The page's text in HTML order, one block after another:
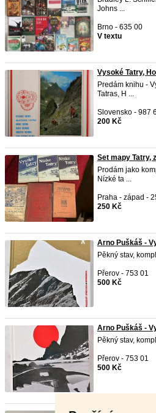
Johns ...
Brno - 635 00
V textu
Vysoké Tatry,
Predám knihu -
Tatras, H ...
Slovensko - 987
200 Kč
Set mapy Tatry,
Prodám jako
Nízké ta ...
Praha - západ -
250 Kč
Arno Puškáš -
Pěkný stav,
Přerov - 753 01
500 Kč
Arno Puškáš -
Pěkný stav,
Přerov - 753 01
500 Kč